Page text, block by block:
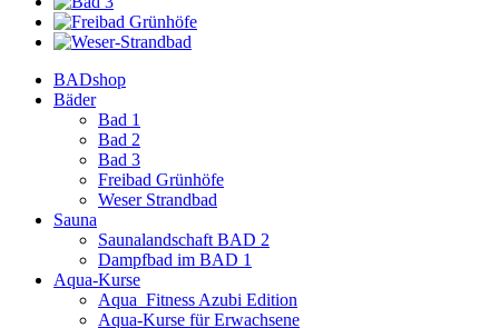
BADshop
Bäder
Bad 1
Bad 2
Bad 3
Freibad Grünhöfe
Weser Strandbad
Sauna
Saunalandschaft BAD 2
Dampfbad im BAD 1
Aqua-Kurse
Aqua_Fitness Azubi Edition
Aqua-Kurse für Erwachsene